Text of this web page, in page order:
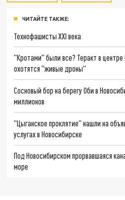
ЧИТАЙТЕ ТАКЖЕ:
Технофашисты XXI века
"Кротами" были все? Теракт в
охотятся "живые дроны"
Сосновый бор на берегу Оби в
миллионов
"Цыганское проклятие" нашли на
услугах в Новосибирске
Под Новосибирском прорвавшаяся
море